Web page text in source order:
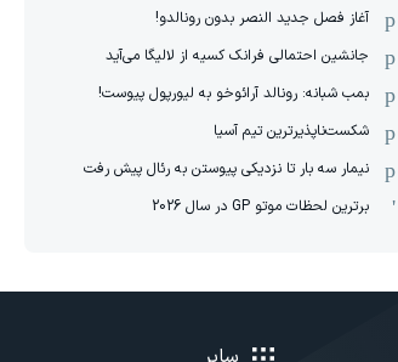
آغاز فصل جدید النصر بدون رونالدو!
جانشین احتمالی فرانک کسیه از لالیگا می‌آید
بمب شبانه: رونالد آرائوخو به لیورپول پیوست!
شکست‌ناپذیرترین تیم آسیا
نیمار سه بار تا نزدیکی پیوستن به رئال پیش رفت
برترین لحظات موتو GP در سال 2026